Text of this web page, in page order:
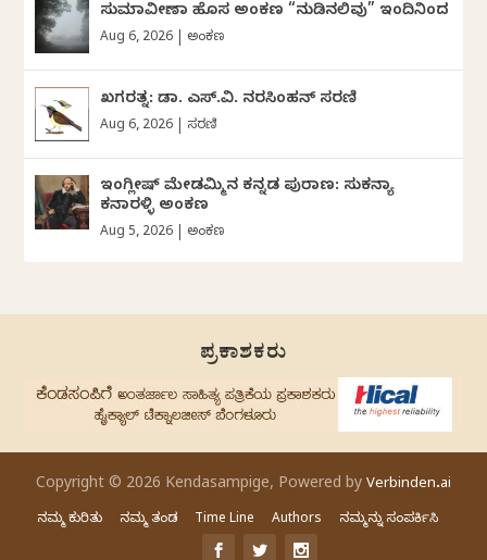
ಸುಮಾವೀಣಾ ಹೊಸ ಅಂಕಣ “ನುಡಿನಲಿವು” ಇಂದಿನಿಂದ
Aug 6, 2026 ಅಂಕಣ
ಖಗರತ್ನ: ಡಾ. ಎಸ್.ವಿ. ನರಸಿಂಹನ್‌‌ ಸರಣಿ
Aug 6, 2026 ಸರಣಿ
ಇಂಗ್ಲೀಷ್ ಮೇಡಮ್ಮಿನ ಕನ್ನಡ ಪುರಾಣ: ಸುಕನ್ಯಾ
ಕನಾರಳ್ಳಿ ಅಂಕಣ
Aug 5, 2026 ಅಂಕಣ
ಪ್ರಕಾಶಕರು
Copyright © 2026 Kendasampige, Powered by Verbinden.ai
ನಮ್ಮ ಕುರಿತು ನಮ್ಮ ತಂಡ Time Line Authors ನಮ್ಮನ್ನು ಸಂಪರ್ಕಿಸಿ